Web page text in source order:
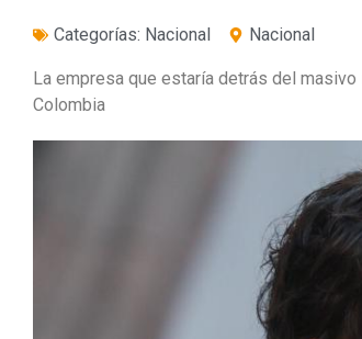
Categorías: Nacional Nacional
La empresa que estaría detrás del
Colombia